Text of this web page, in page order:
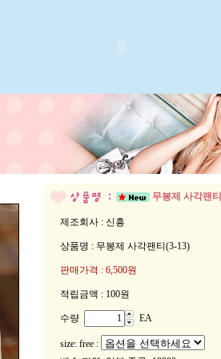
무봉제 사각팬
제조회사 : 신흥
상품명 : 무봉제 사각팬티(3-13)
판매가격 : 6,500원
적립금액 : 100원
수량 EA
size: free :